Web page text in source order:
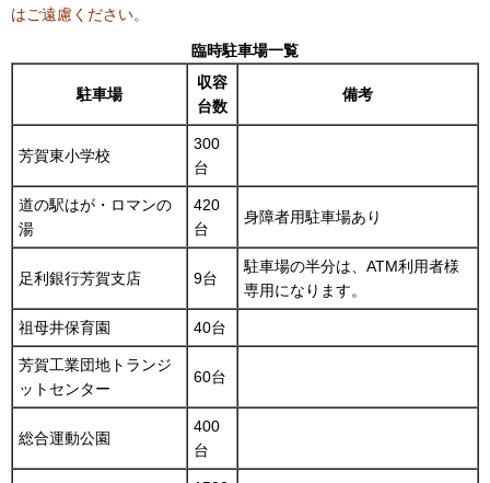
はご遠慮ください。
臨時駐車場一覧
駐車場
収容
台数
備考
芳賀東小学校
300
台
道の駅はが・ロマンの
湯
420
台
身障者用駐車場あり
足利銀行芳賀支店 9台
駐車場の半分は、ATM利用者様
専用になります。
祖母井保育園 40台
芳賀工業団地トランジ
ットセンター
60台
総合運動公園
400
台